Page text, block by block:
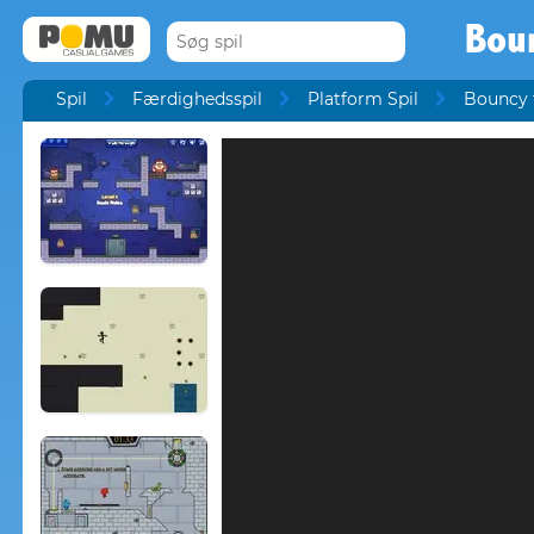
Spil Færdighedsspil Platform Spil Bouncy